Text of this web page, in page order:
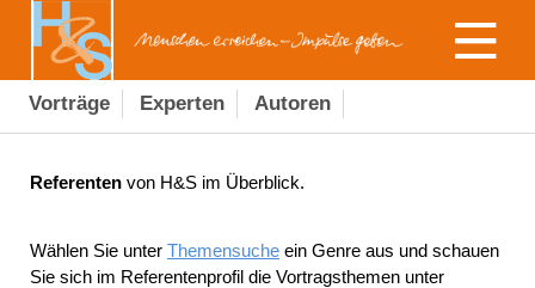
Vorträge Experten Autoren
Referenten von H&S im Überblick.
Wählen Sie unter Themensuche ein Genre aus und schauen
Sie sich im Referentenprofil die Vortragsthemen unter